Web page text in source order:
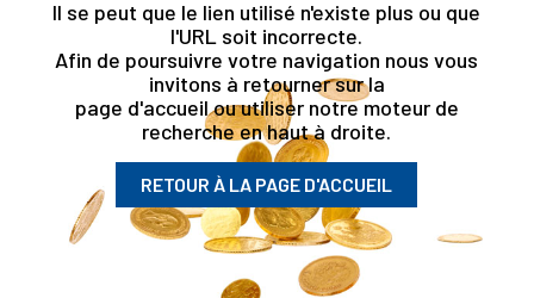
Il se peut que le lien utilisé n'existe plus ou que
l'URL soit incorrecte.
Afin de poursuivre votre navigation nous vous
invitons à retourner sur la
page d'accueil ou utiliser notre moteur de
recherche en haut à droite.
RETOUR À LA PAGE D'ACCUEIL